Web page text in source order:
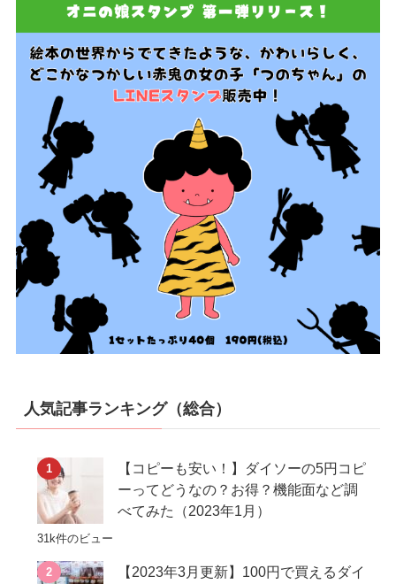
人気記事ランキング（総合）
【コピーも安い！】ダイソーの5円コピ
ーってどうなの？お得？機能面など調
べてみた（2023年1月）
31k件のビュー
【2023年3月更新】100円で買えるダイ